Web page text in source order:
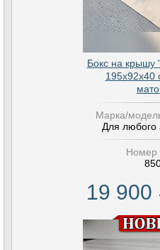
Бокс на крышу
Марка/
Для любого
Номер
19 900